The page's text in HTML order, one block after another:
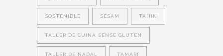
SOSTENIBLE SÈSAM TAHIN
TALLER DE CUINA SENSE GLUTEN
TALLER DE NADAL TAMARI